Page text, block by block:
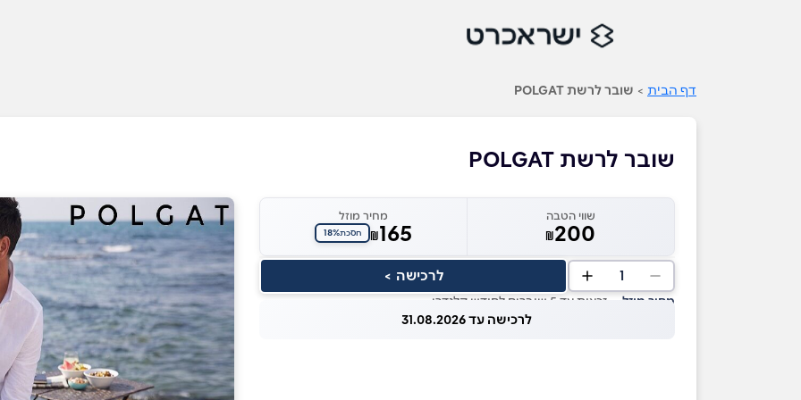
דף הבית > שובר לרשת POLGAT
שובר לרשת POLGAT
שווי הטבה
₪200
מחיר מוזל
₪165 חסכת18%
1 לרכישה >
מחיר מוזל — זכאות עד 5 שוברים לחודש קלנדרי
לרכישה עד 31.08.2026